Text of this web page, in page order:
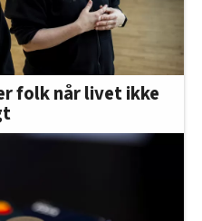
folk når livet ikke